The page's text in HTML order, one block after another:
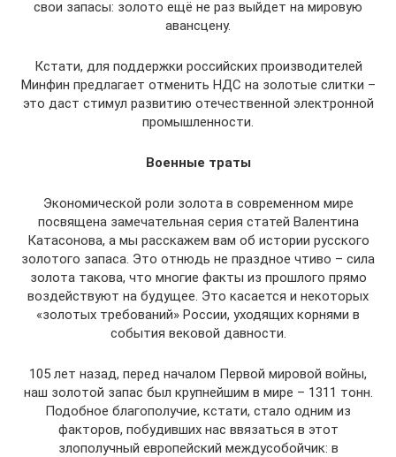
свои запасы: золото ещё не раз выйдет на мировую
авансцену.
Кстати, для поддержки российских производителей
Минфин предлагает отменить НДС на золотые слитки –
это даст стимул развитию отечественной электронной
промышленности.
Военные траты
Экономической роли золота в современном мире
посвящена замечательная серия статей Валентина
Катасонова, а мы расскажем вам об истории русского
золотого запаса. Это отнюдь не праздное чтиво – сила
золота такова, что многие факты из прошлого прямо
воздействуют на будущее. Это касается и некоторых
«золотых требований» России, уходящих корнями в
события вековой давности.
105 лет назад, перед началом Первой мировой войны,
наш золотой запас был крупнейшим в мире – 1311 тонн.
Подобное благополучие, кстати, стало одним из
факторов, побудивших нас ввязаться в этот
злополучный европейский междусобойчик: в